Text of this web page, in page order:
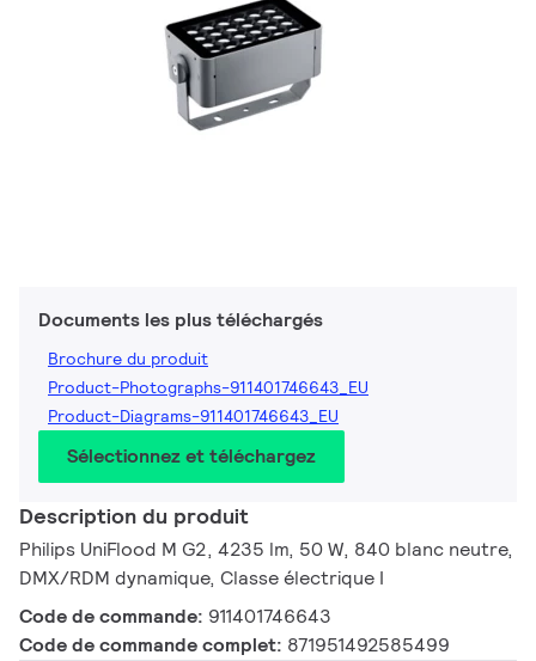
Documents les plus téléchargés
Brochure du produit
Product-Photographs-911401746643_EU
Product-Diagrams-911401746643_EU
Sélectionnez et téléchargez
Description du produit
Philips UniFlood M G2, 4235 lm, 50 W, 840 blanc neutre,
DMX/RDM dynamique, Classe électrique I
Code de commande: 911401746643
Code de commande complet: 871951492585499